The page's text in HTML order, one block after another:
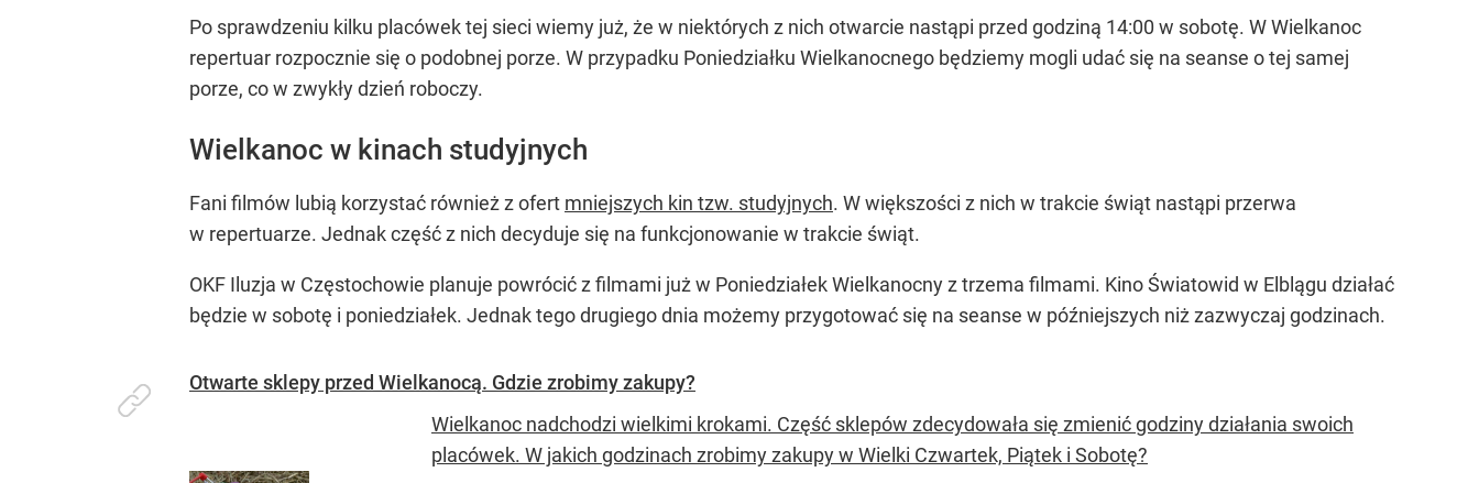
Po sprawdzeniu kilku placówek tej sieci wiemy już, że w niektórych z nich otwarcie nastąpi przed godziną 14:00 w sobotę. W Wielkanoc
repertuar rozpocznie się o podobnej porze. W przypadku Poniedziałku Wielkanocnego będziemy mogli udać się na seanse o tej samej
porze, co w zwykły dzień roboczy.
Wielkanoc w kinach studyjnych
Fani filmów lubią korzystać również z ofert mniejszych kin tzw. studyjnych. W większości z nich w trakcie świąt nastąpi przerwa
w repertuarze. Jednak część z nich decyduje się na funkcjonowanie w trakcie świąt.
OKF Iluzja w Częstochowie planuje powrócić z filmami już w Poniedziałek Wielkanocny z trzema filmami. Kino Światowid w Elblągu działać
będzie w sobotę i poniedziałek. Jednak tego drugiego dnia możemy przygotować się na seanse w późniejszych niż zazwyczaj godzinach.
Otwarte sklepy przed Wielkanocą. Gdzie zrobimy zakupy?
Wielkanoc nadchodzi wielkimi krokami. Część sklepów zdecydowała się zmienić godziny działania swoich
placówek. W jakich godzinach zrobimy zakupy w Wielki Czwartek, Piątek i Sobotę?